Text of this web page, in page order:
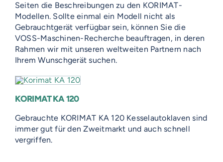
Seiten die Beschreibungen zu den KORIMAT-
Modellen. Sollte einmal ein Modell nicht als
Gebrauchtgerät verfügbar sein, können Sie die
VOSS-Maschinen-Recherche beauftragen, in deren
Rahmen wir mit unseren weltweiten Partnern nach
Ihrem Wunschgerät suchen.
KORIMAT KA 120
Gebrauchte KORIMAT KA 120 Kesselautoklaven sind
immer gut für den Zweitmarkt und auch schnell
vergriffen.